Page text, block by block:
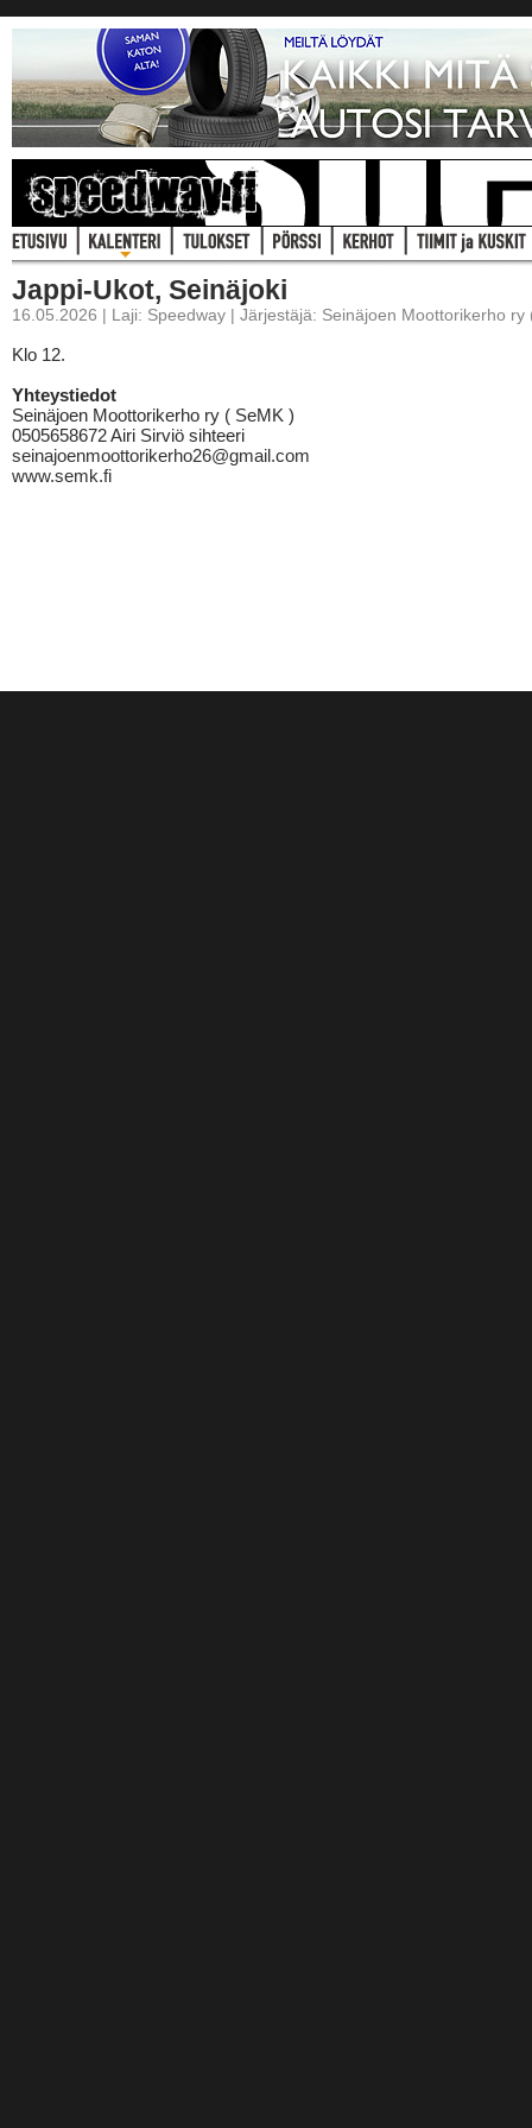
Jappi-Ukot, Seinäjoki
16.05.2026 | Laji: Speedway | Järjestäjä: Seinäjoen Moottorikerho ry
Klo 12.
Yhteystiedot
Seinäjoen Moottorikerho ry ( SeMK )
0505658672 Airi Sirviö sihteeri
seinajoenmoottorikerho26@gmail.com
www.semk.fi